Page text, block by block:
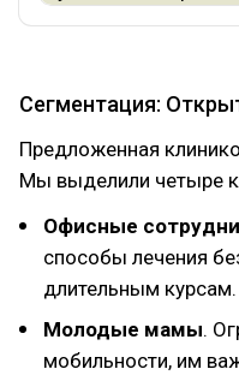
Сегментация:
Предложенная
Мы выделили четыре
Офисные
способы лечения
длительным курсам.
Молодые мамы.
мобильности, им